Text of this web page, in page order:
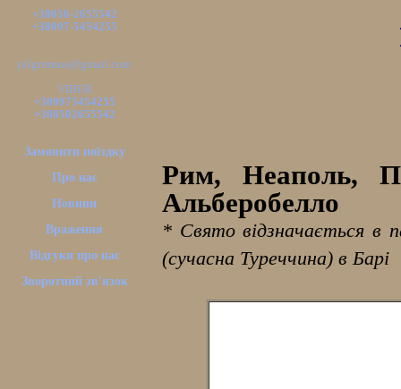
+38050-2655542
+38097-5454255
pilgrimsua@gmail.com
VIBER
+380975454255
+380502655542
Замовити поїздку
Про нас
Новини
Враження
Відгуки про нас
Зворотний зв'язок
Рим, Неаполь,
Альберобелло
* Свято відзначається в
(сучасна Туреччина) в Барі